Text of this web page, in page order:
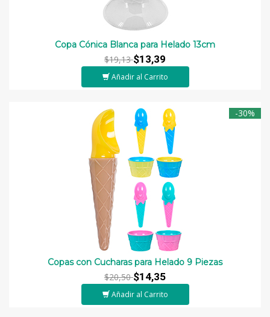
Copa Cónica Blanca para Helado 13cm
$19,13$13,39
Añadir al Carrito
-30%
Copas con Cucharas para Helado 9 Piezas
$20,50$14,35
Añadir al Carrito